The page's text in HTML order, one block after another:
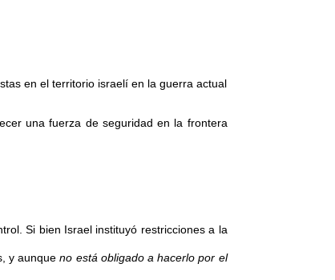
en el territorio israelí en la guerra actual
una fuerza de seguridad en la frontera
Si bien Israel instituyó restricciones a la
y aunqueno está obligado a hacerlo por el